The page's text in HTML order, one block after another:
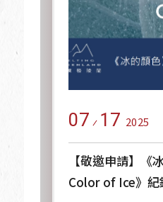
07 17 2025
【敬邀申請】《
Color of Ice》紀